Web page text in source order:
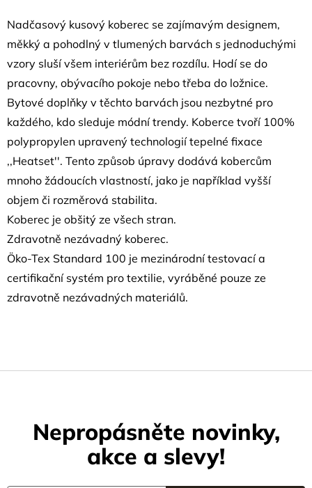
Nadčasový kusový koberec se zajímavým designem,
měkký a pohodlný v tlumených barvách s jednoduchými
vzory sluší všem interiérům bez rozdílu. Hodí se do
pracovny, obývacího pokoje nebo třeba do ložnice.
Bytové doplňky v těchto barvách jsou nezbytné pro
každého, kdo sleduje módní trendy. Koberce tvoří 100%
polypropylen upravený technologií tepelné fixace
,,Heatset''. Tento způsob úpravy dodává kobercům
mnoho žádoucích vlastností, jako je například vyšší
objem či rozměrová stabilita.
Koberec je obšitý ze všech stran.
Zdravotně nezávadný koberec.
Öko-Tex Standard 100 je mezinárodní testovací a
certifikační systém pro textilie, vyráběné pouze ze
zdravotně nezávadných materiálů.
Nepropásněte novinky,
akce a slevy!